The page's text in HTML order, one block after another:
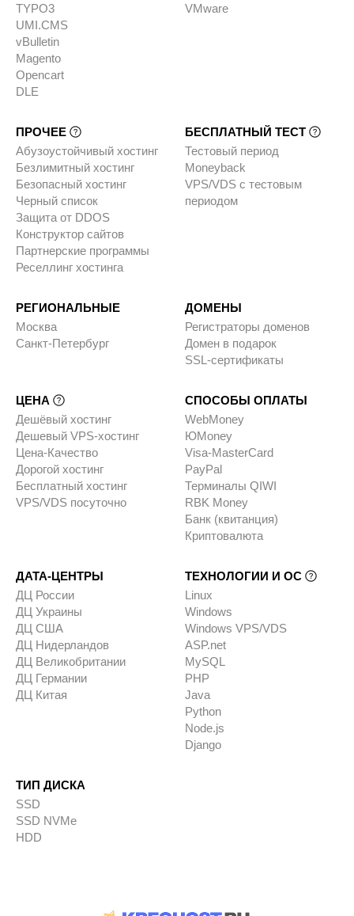
TYPO3
UMI.CMS
vBulletin
Magento
Opencart
DLE
VMware
ПРОЧЕЕ
Абузоустойчивый хостинг
Безлимитный хостинг
Безопасный хостинг
Черный список
Защита от DDOS
Конструктор сайтов
Партнерские программы
Реселлинг хостинга
БЕСПЛАТНЫЙ ТЕСТ
Тестовый период
Moneyback
VPS/VDS с тестовым
периодом
РЕГИОНАЛЬНЫЕ
Москва
Санкт-Петербург
ДОМЕНЫ
Регистраторы доменов
Домен в подарок
SSL-сертификаты
ЦЕНА
Дешёвый хостинг
Дешевый VPS-хостинг
Цена-Качество
Дорогой хостинг
Бесплатный хостинг
VPS/VDS посуточно
СПОСОБЫ ОПЛАТЫ
WebMoney
ЮMoney
Visa-MasterCard
PayPal
Терминалы QIWI
RBK Money
Банк (квитанция)
Криптовалюта
ДАТА-ЦЕНТРЫ
ДЦ России
ДЦ Украины
ДЦ США
ДЦ Нидерландов
ДЦ Великобритании
ДЦ Германии
ДЦ Китая
ТЕХНОЛОГИИ И ОС
Linux
Windows
Windows VPS/VDS
ASP.net
MySQL
PHP
Java
Python
Node.js
Django
ТИП ДИСКА
SSD
SSD NVMe
HDD